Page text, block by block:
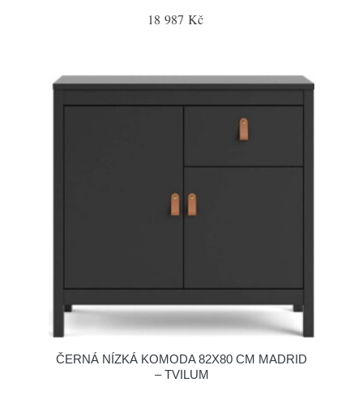
18 987 Kč
ČERNÁ NÍZKÁ KOMODA 82X80 CM MADRID
– TVILUM